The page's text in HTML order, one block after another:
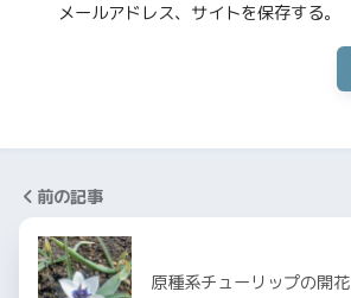
メールアドレス、サイトを保存する。
前の記事
原種系チューリップの開花